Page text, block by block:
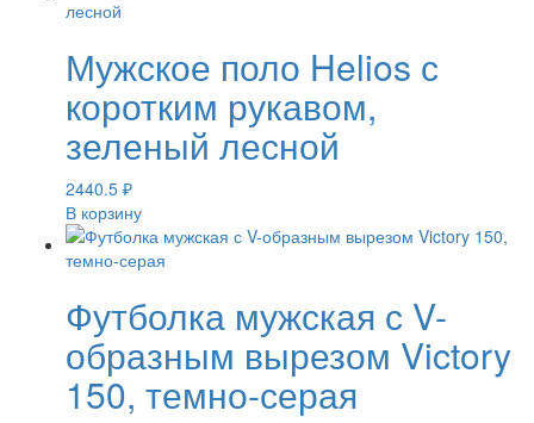
Мужское поло Helios с
коротким рукавом,
зеленый лесной
2440.5 ₽
В корзину
Футболка мужская с V-
образным вырезом Victory
150, темно-серая